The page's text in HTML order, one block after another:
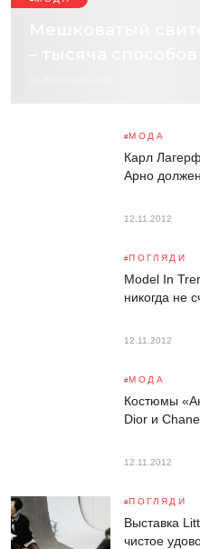
Мешковатый
– тысяча
МОДА
Карл
Арно
12.11.2012
ПОГЛЯДИ
Model In
никогда не
12.11.2012
МОДА
Костюмы
Dior и
12.11.2012
ПОГЛЯДИ
Выставка
чистое